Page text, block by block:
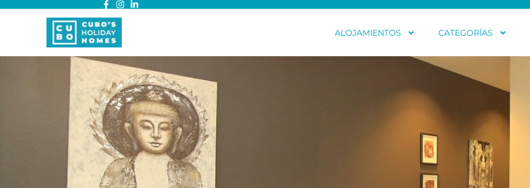
ALOJAMIENTOS CATEGORÍAS